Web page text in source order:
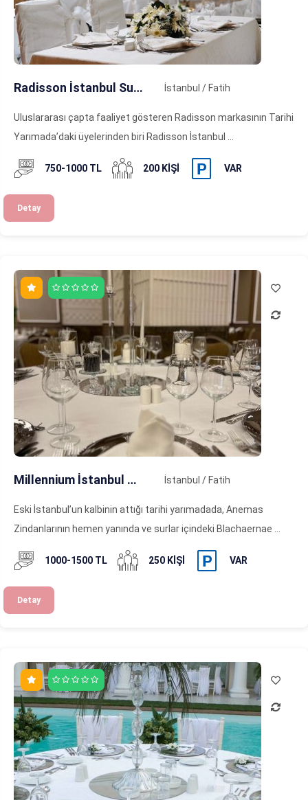
Radisson İstanbul Sultanahmet İstanbul / Fatih
Uluslararası çapta faaliyet gösteren Radisson markasının Tarihi
Yarımada’daki üyelerinden biri Radisson İstanbul ...
750-1000 TL 200 KIŞI VAR
Detay
Millennium İstanbul Golden Horn Hotel İstanbul / Fatih
Eski İstanbul’un kalbinin attığı tarihi yarımadada, Anemas
Zindanlarının hemen yanında ve surlar içindeki Blachaernae ...
1000-1500 TL 250 KIŞI VAR
Detay